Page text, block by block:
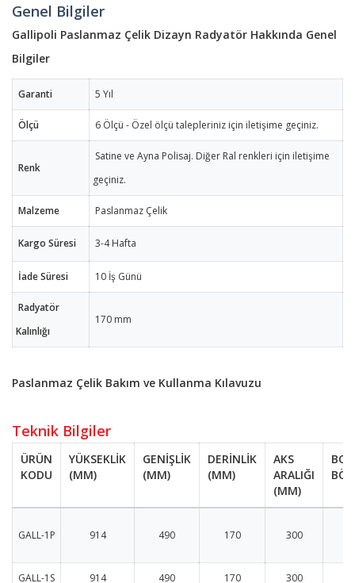
Genel Bilgiler
Gallipoli Paslanmaz Çelik Dizayn Radyatör Hakkında Genel
Bilgiler
Garanti 5 Yıl
Ölçü 6 Ölçü - Özel ölçü talepleriniz için iletişime geçiniz.
Renk
Satine ve Ayna Polisaj. Diğer Ral renkleri için iletişime
geçiniz.
Malzeme Paslanmaz Çelik
Kargo Süresi 3-4 Hafta
İade Süresi 10 İş Günü
Radyatör
Kalınlığı
170 mm
Paslanmaz Çelik Bakım ve Kullanma Kılavuzu
Teknik Bilgiler
ÜRÜN
KODU
YÜKSEKLİK
(MM)
GENİŞLİK
(MM)
DERİNLİK
(MM)
AKS
ARALIĞI
(MM)
GALL-1P 914 490 170 300
GALL-1S 914 490 170 300